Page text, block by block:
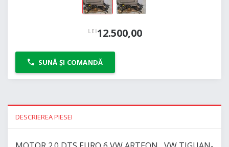
LEI12.500,00
SUNĂ ȘI COMANDĂ
DESCRIEREA PIESEI